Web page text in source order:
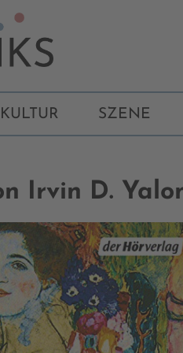
KULTUR SZENE
Irvin D.